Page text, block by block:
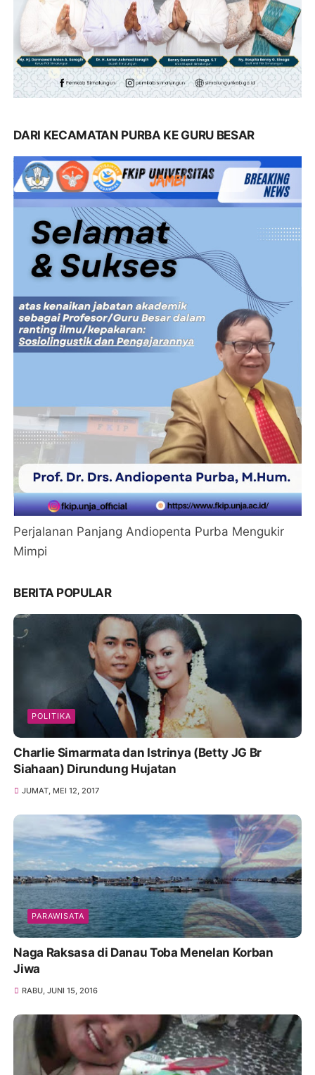
DARI KECAMATAN PURBA KE GURU BESAR
Perjalanan Panjang Andiopenta Purba Mengukir
Mimpi
BERITA POPULAR
POLITIKA
Charlie Simarmata dan Istrinya (Betty JG Br
Siahaan) Dirundung Hujatan
JUMAT, MEI 12, 2017
PARAWISATA
Naga Raksasa di Danau Toba Menelan Korban
Jiwa
RABU, JUNI 15, 2016